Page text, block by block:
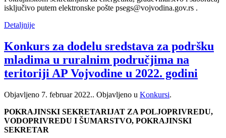
isključivo putem elektronske pošte psegs@vojvodina.gov.rs .
Detaljnije
Konkurs za dodelu sredstava za podršku
mladima u ruralnim područjima na
teritoriji AP Vojvodine u 2022. godini
Objavljeno 7. februar 2022.. Objavljeno u Konkursi.
POKRAJINSKI SEKRETARIJAT ZA POLJOPRIVREDU,
VODOPRIVREDU I ŠUMARSTVO, POKRAJINSKI
SEKRETAR